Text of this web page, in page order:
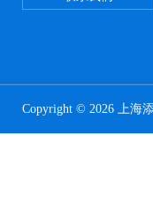
Copyright © 2026 上海